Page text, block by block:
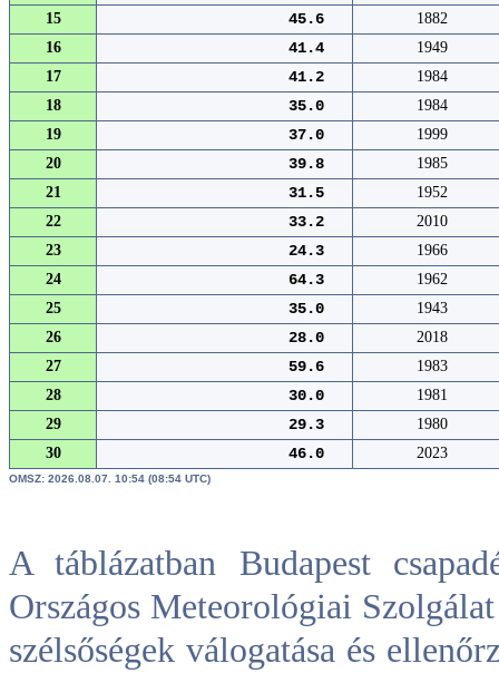
15
45.6
1882
16
41.4
1949
17
41.2
1984
18
35.0
1984
19
37.0
1999
20
39.8
1985
21
31.5
1952
22
33.2
2010
23
24.3
1966
24
64.3
1962
25
35.0
1943
26
28.0
2018
27
59.6
1983
28
30.0
1981
29
29.3
1980
30
46.0 2023
OMSZ: 2026.08.07. 10:54 (08:54 UTC)
A táblázatban Budapest
Országos Meteorológiai
szélsőségek válogatása és